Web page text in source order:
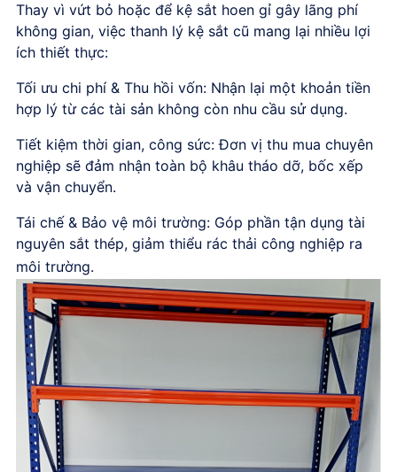
Thay vì vứt bỏ hoặc để kệ sắt hoen gỉ gây lãng phí
không gian, việc thanh lý kệ sắt cũ mang lại nhiều lợi
ích thiết thực:
Tối ưu chi phí & Thu hồi vốn: Nhận lại một khoản tiền
hợp lý từ các tài sản không còn nhu cầu sử dụng.
Tiết kiệm thời gian, công sức: Đơn vị thu mua chuyên
nghiệp sẽ đảm nhận toàn bộ khâu tháo dỡ, bốc xếp
và vận chuyển.
Tái chế & Bảo vệ môi trường: Góp phần tận dụng tài
nguyên sắt thép, giảm thiểu rác thải công nghiệp ra
môi trường.